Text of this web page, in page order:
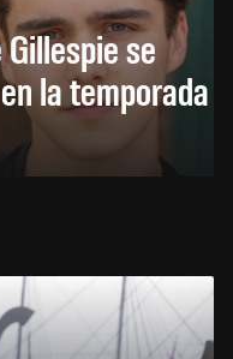
se
la temporada